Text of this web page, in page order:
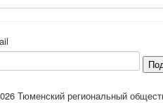
Тюменский региональный